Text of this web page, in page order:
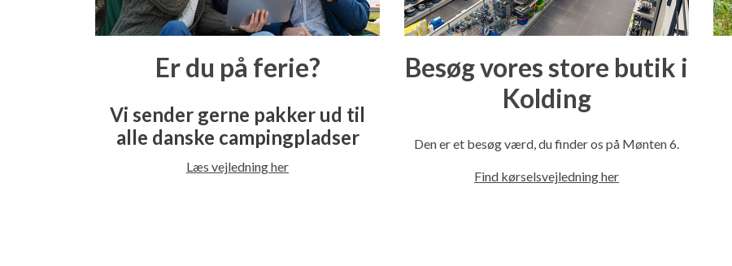
Er du på ferie?
Vi sender gerne pakker ud til
alle danske campingpladser
Læs vejledning her
Besøg vores store butik i
Kolding
Den er et besøg værd, du finder os på Mønten 6.
Find kørselsvejledning her